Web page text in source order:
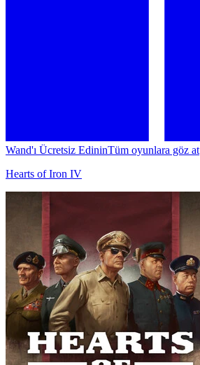
Wand'ı Ücretsiz EdininTüm oyunlara göz at
Hearts of Iron IV